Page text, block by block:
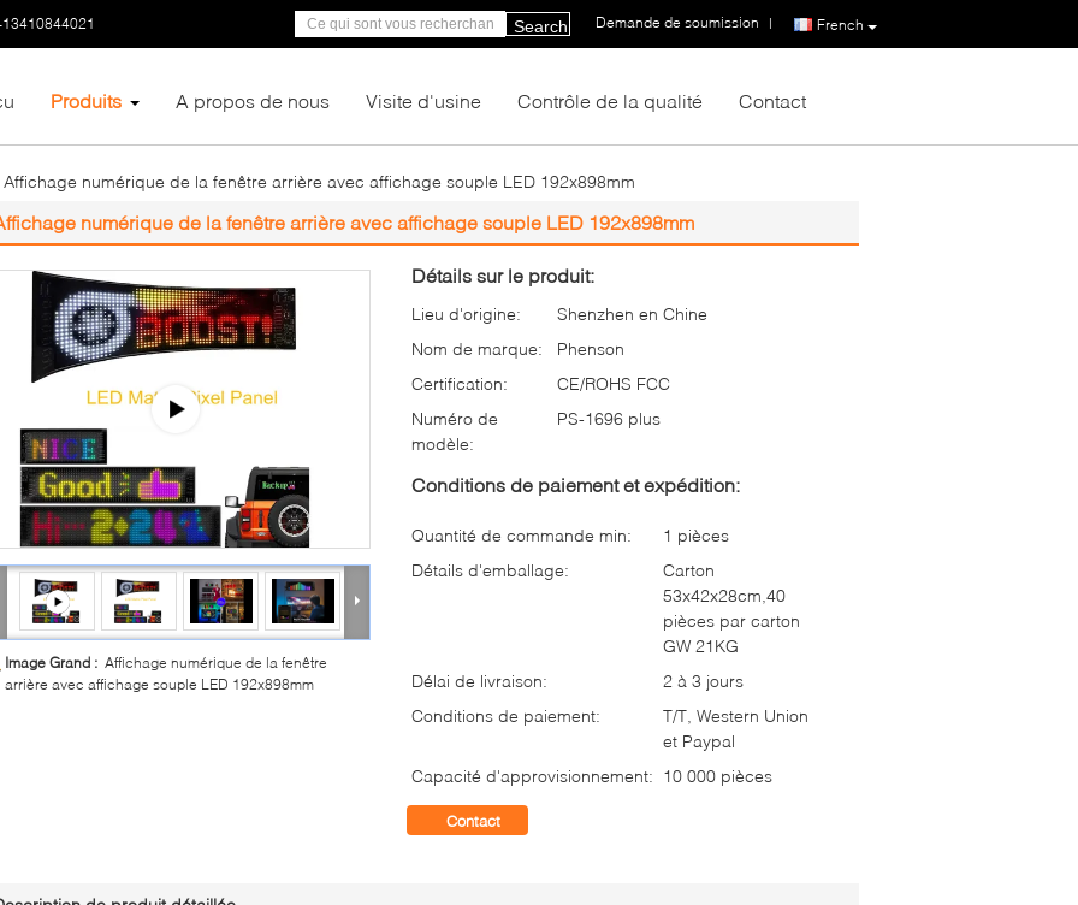
French
Demande de soumission |
Search
Produits A propos de nous Visite d'usine Contrôle de la qualité Contact
Affichage numérique de la fenêtre arrière avec affichage souple LED 192x898mm
numérique de la fenêtre arrière avec affichage souple LED 192x898mm
Image Grand : Affichage numérique de la fenêtre
arrière avec affichage souple LED 192x898mm
Détails sur le produit:
Lieu d'origine:
Shenzhen en Chine
Nom de marque:
Phenson
Certification:
CE/ROHS FCC
Numéro de
modèle:
PS-1696 plus
Conditions de paiement et expédition:
Quantité de commande min:
1 pièces
Détails d'emballage:
Carton
53x42x28cm,40
pièces par carton
GW 21KG
Délai de livraison:
2 à 3 jours
Conditions de paiement:
T/T, Western Union
et Paypal
Capacité d'approvisionnement: 10 000 pièces
Contact